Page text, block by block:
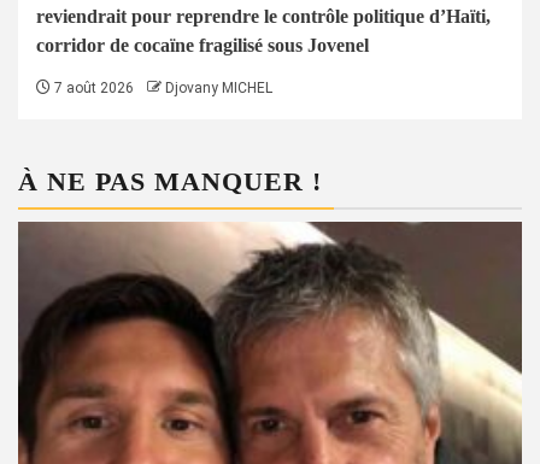
reviendrait pour reprendre le contrôle politique d’Haïti,
corridor de cocaïne fragilisé sous Jovenel
7 août 2026 Djovany MICHEL
À NE PAS MANQUER !